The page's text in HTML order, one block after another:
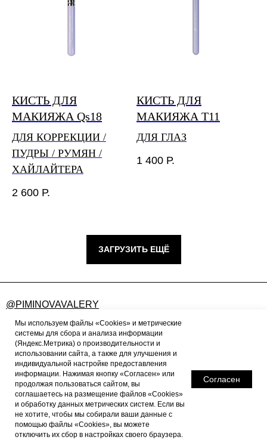
Мы используем файлы «Cookies» и метрические
системы для сбора и анализа информации
(Яндекс.Метрика) о производительности и
использовании сайта, а также для улучшения и
индивидуальной настройке предоставления
информации. Нажимая кнопку «Согласен» или
продолжая пользоваться сайтом, вы
соглашаетесь на размещение файлов «Cookies»
и обработку данных метрических систем. Если вы
не хотите, чтобы мы собирали ваши данные с
помощью файлы «Cookies», вы можете
отключить их сбор в настройках своего браузера.
Согласен
КИСТЬ ДЛЯ
МАКИЯЖА Qs18
ДЛЯ КОРРЕКЦИИ /
ПУДРЫ / РУМЯН /
ХАЙЛАЙТЕРА
2 600 Р.
КИСТЬ ДЛЯ
МАКИЯЖА T11
ДЛЯ ГЛАЗ
1 400 Р.
ЗАГРУЗИТЬ ЕЩЁ
@PIMINOVAVALERY
© 2025 PIMINOVA VALERY
FEEDBACK@PIMINOVAVALERY.RU
ПУБЛИЧНАЯ ОФЕРТА
ПОЛИТИКА КОНФИДЕНЦИАЛЬНОСТИ
ПОЛИТИКА ВОЗВРАТА